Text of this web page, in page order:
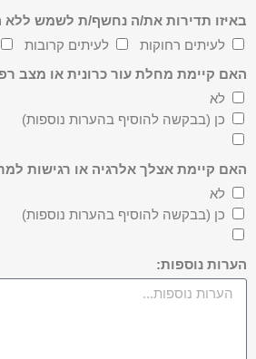
באיזו תדירות את/ה נחשף/ת לשמש ללא
לעיתים רחוקות
לעיתים קרובות
האם קיימת מחלת עור כרונית או מצב
לא
כן (בבקשה להוסיף בהערות נוספות)
האם קיימת אצלך אלרגיה או רגישות
לא
כן (בבקשה להוסיף בהערות נוספות)
הערות נוספות: